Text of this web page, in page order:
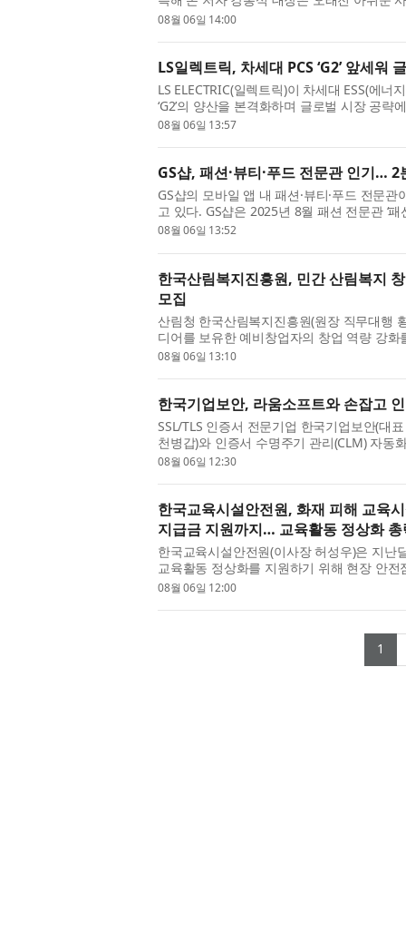
로 별을 직접 보고도 기대만큼 감동...
08월 06일 14:00
LS일렉트릭, 차세대 PCS ‘G2’ 앞세워
LS ELECTRIC(일렉트릭)이 차세대 ESS(에
‘G2’의 양산을 본격화하며 글로벌 시장 공
안사업장 DC팩토리에서 구자균 회장을 비롯
08월 06일 13:57
GS샵, 패션·뷰티·푸드 전문관 인기…
GS샵의 모바일 앱 내 패션·뷰티·푸드 전문
고 있다. GS샵은 2025년 8월 패션 전문관 ‘
문관 ‘뷰티#(샵)’과 식품 전문관 ‘맛있...
08월 06일 13:52
한국산림복지진흥원, 민간 산림복지 창
모집
산림청 한국산림복지진흥원(원장 직무대행
디어를 보유한 예비창업자의 창업 역량 강화
장 패키지 FOR:SEED(예비창업패키지)’ ...
08월 06일 13:10
한국기업보안, 라움소프트와 손잡고
SSL/TLS 인증서 전문기업 한국기업보안(대
천병갑)와 인증서 수명주기 관리(CLM) 자동
적 업무협약(MOU)을 체결했다고 밝혔...
08월 06일 12:30
한국교육시설안전원, 화재 피해 교육
지급금 지원까지… 교육활동 정상화 총
한국교육시설안전원(이사장 허성우)은 지
교육활동 정상화를 지원하기 위해 현장 안
다. 허성우 한국교육시설안전원 이사장...
08월 06일 12:00
1